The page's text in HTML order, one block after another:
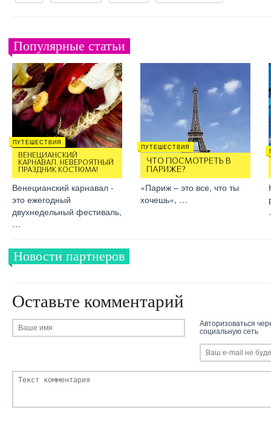
Популярные статьи
ПУТЕШЕСТВИЯ
ВЕНЕЦИАНСКИЙ
КАРНАВАЛ. НЕВЕРОЯТНЫЙ
ПРАЗДНИК КОСТЮМА!
Венецианский карнавал -
это ежегодный
двухнедельный фестиваль,
…
ПУТЕШЕСТВИЯ
ЧТО ПОСМОТРЕТЬ В
ПАРИЖЕ?
«Париж – это все, что ты
хочешь», …
Новости партнеров
Оставьте комментарий
Авторизоваться
социальную сеть